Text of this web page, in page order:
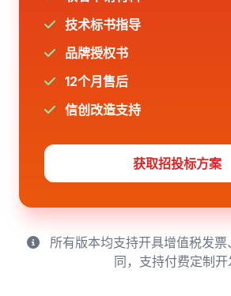
技术标书指导
品牌授权书
12个月售后
信创改造支持
获取招投标方案
所有版本均支持开具增值税发
同，支持付费定制开